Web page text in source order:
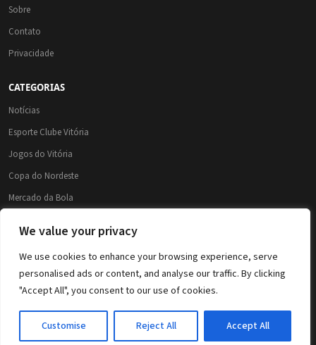
We value your privacy
We use cookies to enhance your browsing experience, serve
personalised ads or content, and analyse our traffic. By clicking
"Accept All", you consent to our use of cookies.
Customise Reject All Accept All
Sobre
Contato
Privacidade
CATEGORIAS
Notícias
Esporte Clube Vitória
Jogos do Vitória
Copa do Nordeste
Mercado da Bola
Brasileirão Série A
Copa do Brasil
© 2026 Leão da Barra – Conteúdo do Esporte Clube Vitória e Futebol. Todos os
direitos reservados.
Conteúdo não oficial. Site feito por torcedores para torcedores.